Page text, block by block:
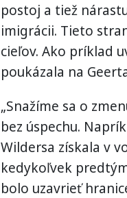
postoj a tiež
imigrácii. Tieto
cieľov. Ako príklad
poukázala na
„Snažíme sa o
bez úspechu.
Wildersa získala v
kedykoľvek
bolo uzavrieť